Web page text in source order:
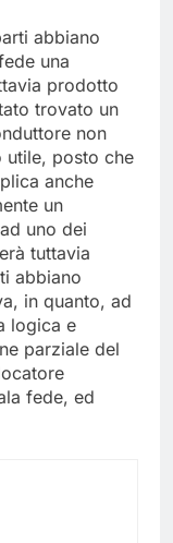
abbiano
una
prodotto
trovato un
non
utile, posto che
anche
un
uno dei
tuttavia
abbiano
in quanto, ad
logica e
parziale del
fede, ed